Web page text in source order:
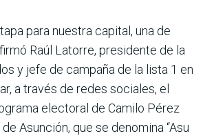
para nuestra capital, una de
Raúl Latorre, presidente de la
y jefe de campaña de la lista 1 en
a través de redes sociales, el
electoral de Camilo Pérez
Asunción, que se denomina “Asu